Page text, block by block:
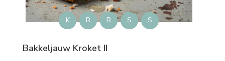
K R R S S
Bakkeljauw Kroket II